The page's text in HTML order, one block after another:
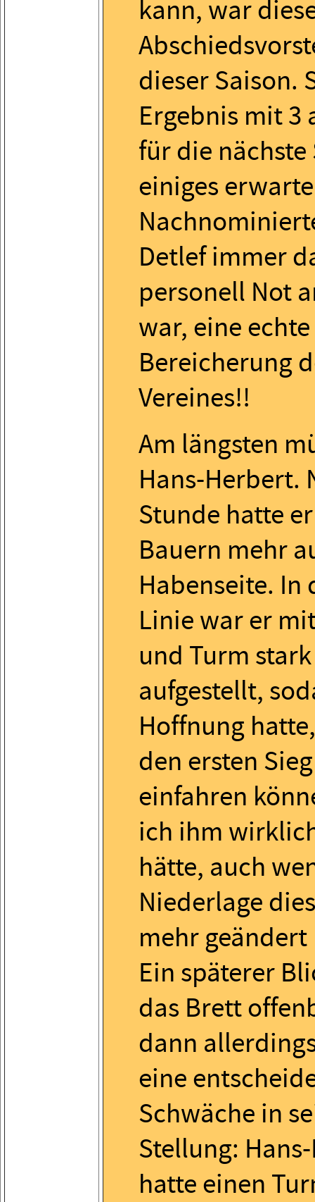
kann, war
dieser Saison.
Ergebnis mit 3
für die nächste
einiges
Detlef immer
personell Not
war, eine echte
Bereicherung
Vereines!!
Am längsten
Hans-Herbert.
Stunde hatte
Bauern mehr
Habenseite. In
Linie war er
und Turm stark
aufgestellt,
Hoffnung
den ersten Sieg
einfahren
ich ihm
hätte, auch
Niederlage
mehr
Ein späterer
das Brett
dann
eine
Schwäche in
Stellung:
hatte einen